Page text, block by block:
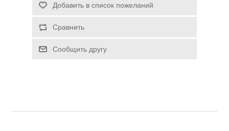
Добавить в список пожеланий
Сравнить
Сообщить другу